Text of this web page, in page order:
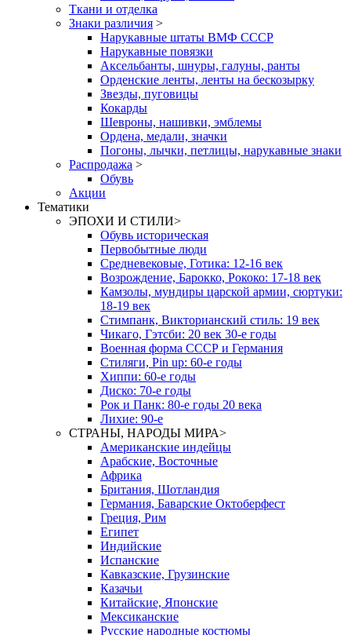
Ткани и отделка
Знаки различия >
Нарукавные штаты ВМФ СССР
Нарукавные повязки
Аксельбанты, шнуры, галуны, ранты
Орденские ленты, ленты на бескозырку
Звезды, пуговицы
Кокарды
Шевроны, нашивки, эмблемы
Ордена, медали, значки
Погоны, лычки, петлицы, нарукавные знаки
Распродажа >
Обувь
Акции
Тематики
ЭПОХИ И СТИЛИ>
Обувь историческая
Первобытные люди
Средневековые, Готика: 12-16 век
Возрождение, Барокко, Рококо: 17-18 век
Камзолы, мундиры царской армии, сюртуки:
18-19 век
Стимпанк, Викторианский стиль: 19 век
Чикаго, Гэтсби: 20 век 30-е годы
Военная форма СССР и Германия
Стиляги, Pin up: 60-е годы
Хиппи: 60-е годы
Диско: 70-е годы
Рок и Панк: 80-е годы 20 века
Лихие: 90-е
СТРАНЫ, НАРОДЫ МИРА>
Американские индейцы
Арабские, Восточные
Африка
Британия, Шотландия
Германия, Баварские Октоберфест
Греция, Рим
Египет
Индийские
Испанские
Кавказские, Грузинские
Казачьи
Китайские, Японские
Мексиканские
Русские народные костюмы